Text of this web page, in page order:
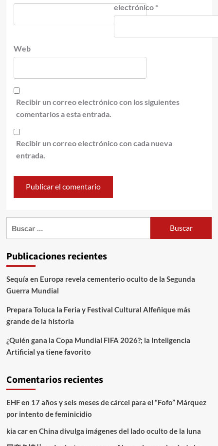
electrónico *
Web
Recibir un correo electrónico con los siguientes
comentarios a esta entrada.
Recibir un correo electrónico con cada nueva
entrada.
Publicaciones recientes
Sequía en Europa revela cementerio oculto de la Segunda
Guerra Mundial
Prepara Toluca la Feria y Festival Cultural Alfeñique más
grande de la historia
¿Quién gana la Copa Mundial FIFA 2026?; la Inteligencia
Artificial ya tiene favorito
Comentarios recientes
EHFen 17 años y seis meses de cárcel para el “Fofo” Márquez
por intento de feminicidio
kia caren China divulga imágenes del lado oculto de la luna